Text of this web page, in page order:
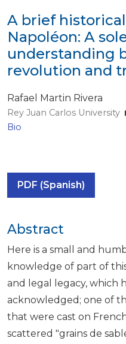
A brief
Napoléon: A
understanding
revolution and
Rafael Martin Rivera
Rey Juan Carlos University
Bio
PDF (Spanish)
Abstract
Here is a small and
knowledge of part of
and legal legacy, which
acknowledged; one of
that were cast on
scattered "grains de